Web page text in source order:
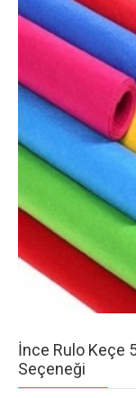
İnce Rulo Keçe
Seçeneği